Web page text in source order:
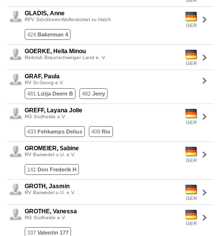
GER
GLADIS, Anne
RFV Stöckheim-Wolfenbüttel zu Halch
424 Bakerman 4
GER
GOERKE, Hella Minou
Reitclub Braunschweiger Land e. V.
GRAF, Paula
RV St.Georg e.V.
481 Lütja Deern B 482 Jerry
GER
GREFF, Layana Jolie
RG Südheide e.V.
433 Fehkamps Delius 409 Rio
GER
GROMEIER, Sabine
RV Barwedel u.U. e.V.
141 Don Frederik H
GER
GROTH, Jasmin
RV Barwedel u.U. e.V.
GER
GROTHE, Vanessa
RG Südheide e.V.
337 Valentin 177